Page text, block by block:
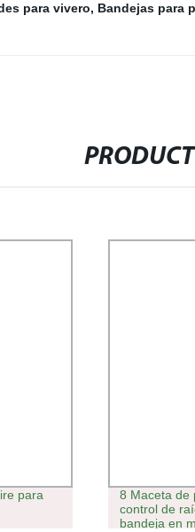
para vivero, Bandejas para
para
8 Maceta de
control de
bandeja en